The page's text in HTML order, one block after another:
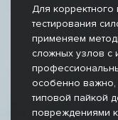
Для корректного
тестирования
применяем
сложных узлов с
особенно важно,
типовой пайкой
повреждениями